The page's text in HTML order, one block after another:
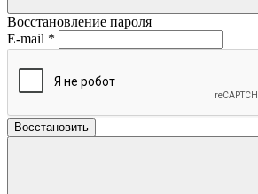
Восстановление пароля
E-mail *
Восстановить